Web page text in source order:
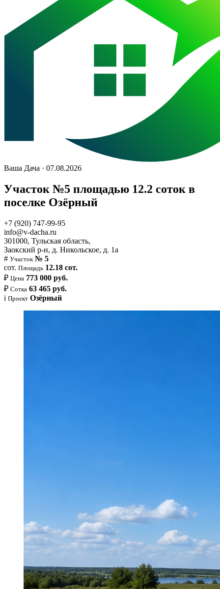
Ваша Дача · 07.08.2026
Участок №5 площадью 12.2 соток в
поселке Озёрный
+7 (920) 747-99-95
info@v-dacha.ru
301000, Тульская область,
Заокский р-н, д. Никольское, д. 1а
# Участок № 5
сот. Площадь 12.18 сот.
₽ Цена 773 000 руб.
₽ Сотка 63 465 руб.
i Проект Озёрный